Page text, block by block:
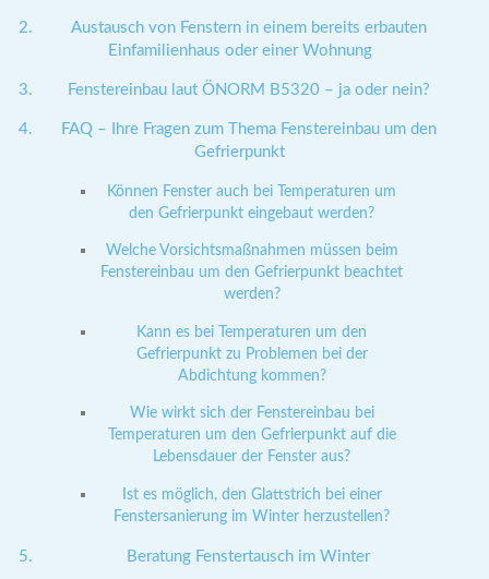
Austausch von Fenstern in einem bereits erbauten
Einfamilienhaus oder einer Wohnung
Fenstereinbau laut ÖNORM B5320 – ja oder nein?
FAQ – Ihre Fragen zum Thema Fenstereinbau um den
Gefrierpunkt
Können Fenster auch bei Temperaturen um
den Gefrierpunkt eingebaut werden?
Welche Vorsichtsmaßnahmen müssen beim
Fenstereinbau um den Gefrierpunkt beachtet
werden?
Kann es bei Temperaturen um den
Gefrierpunkt zu Problemen bei der
Abdichtung kommen?
Wie wirkt sich der Fenstereinbau bei
Temperaturen um den Gefrierpunkt auf die
Lebensdauer der Fenster aus?
Ist es möglich, den Glattstrich bei einer
Fenstersanierung im Winter herzustellen?
Beratung Fenstertausch im Winter